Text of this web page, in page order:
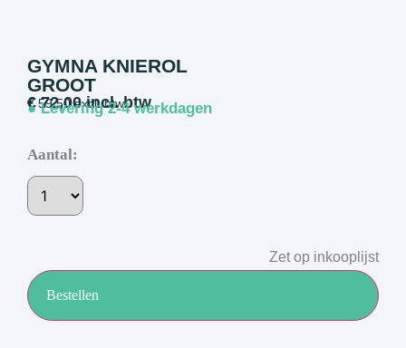
GYMNA KNIEROL
GROOT
€72,00incl. btw
€59,50excl. btw
● Levering 2-4 werkdagen
Aantal:
Bestellen
Zet op inkooplijst